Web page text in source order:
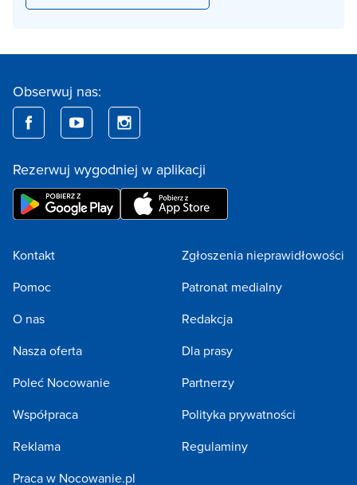
Obserwuj nas:
Rezerwuj wygodniej w aplikacji
Kontakt
Pomoc
O nas
Nasza oferta
Poleć Nocowanie
Współpraca
Reklama
Praca w Nocowanie.pl
Zgłoszenia nieprawidłowości
Patronat medialny
Redakcja
Dla prasy
Partnerzy
Polityka prywatności
Regulaminy